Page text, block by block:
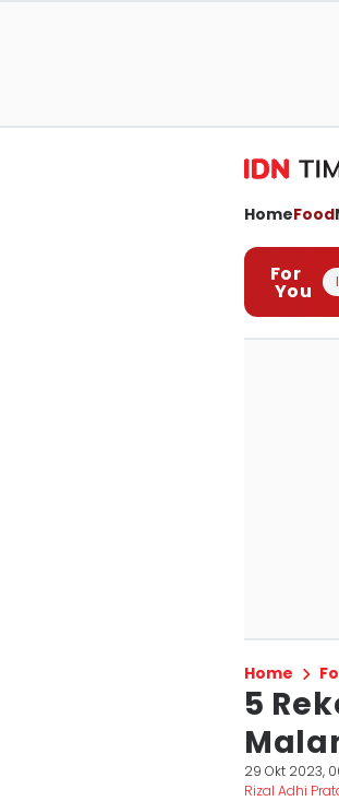
HomeFood
For
You
Home
5
29 Okt 2023,
Rizal Adhi